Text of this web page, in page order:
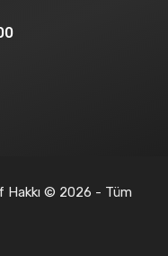
© 2026 - Tüm